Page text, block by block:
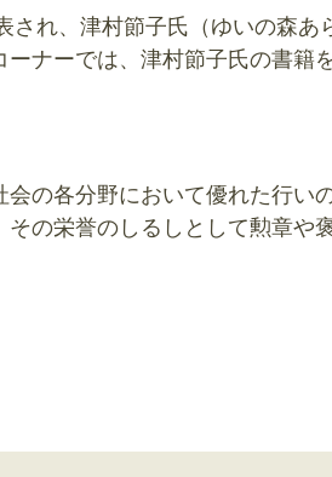
れ、津村節子氏（ゆいの森あ
ナーでは、津村節子氏の書籍
の各分野において優れた行
の栄誉のしるしとして勲章や